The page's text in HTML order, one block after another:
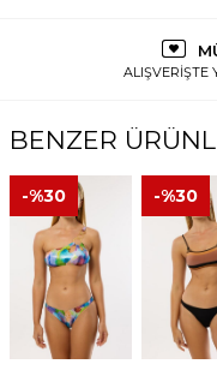
ALIŞVERİŞTE
BENZER
-%30 -%30